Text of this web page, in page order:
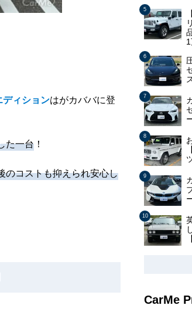
ディションはがカババに登
た一台 ！
のコストも抑えられ安心し
CarMe